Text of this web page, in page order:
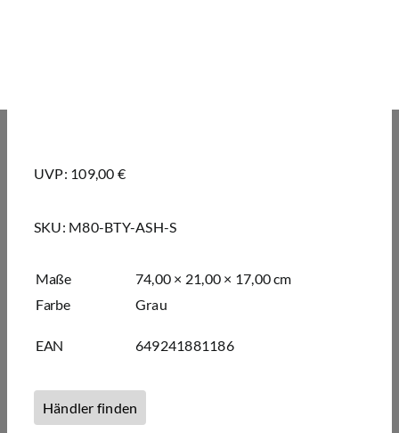
UVP: 109,00 €
SKU: M80-BTY-ASH-S
Maße
74,00 × 21,00 × 17,00 cm
Farbe
Grau
EAN 649241881186
Händler finden